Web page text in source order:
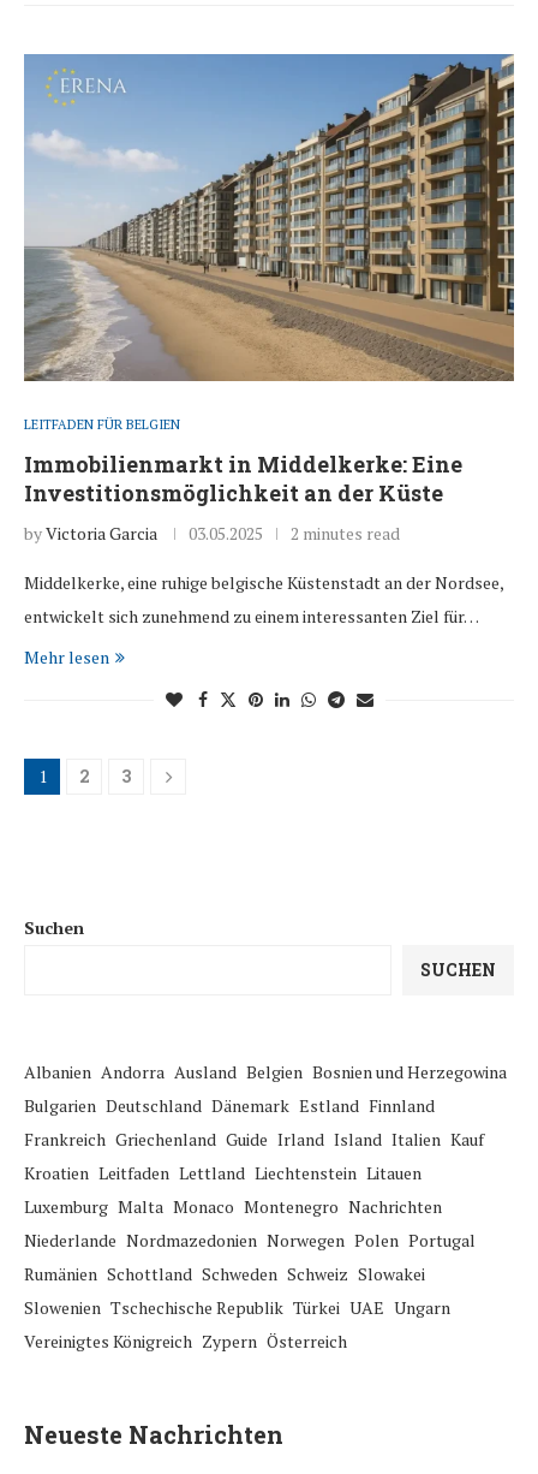
LEITFADEN FÜR BELGIEN
Immobilienmarkt in Middelkerke: Eine
Investitionsmöglichkeit an der Küste
byVictoria Garcia 03.05.2025 2 minutes read
Middelkerke, eine ruhige belgische Küstenstadt an der Nordsee,
entwickelt sich zunehmend zu einem interessanten Ziel für…
Mehr lesen
1 2 3
Suchen
SUCHEN
Albanien Andorra Ausland Belgien Bosnien und Herzegowina
Bulgarien Deutschland Dänemark Estland Finnland
Frankreich Griechenland Guide Irland Island Italien Kauf
Kroatien Leitfaden Lettland Liechtenstein Litauen
Luxemburg Malta Monaco Montenegro Nachrichten
Niederlande Nordmazedonien Norwegen Polen Portugal
Rumänien Schottland Schweden Schweiz Slowakei
Slowenien Tschechische Republik Türkei UAE Ungarn
Vereinigtes Königreich Zypern Österreich
Neueste Nachrichten